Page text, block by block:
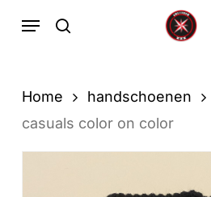
hoofdinhoud
zoekopdracht
Menu
Winkelwagen
Home handschoenen
casuals color on color